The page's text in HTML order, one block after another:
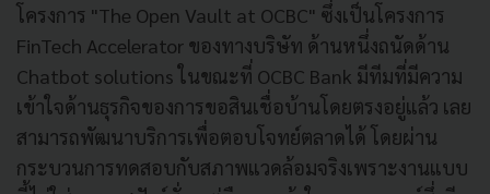
โครงการ "The Open Vault at OCBC" ซึ่งเป็นโครงการ
FinTech Accelerator ของทางบริษัท ด้านหนึ่งถนัดด้าน
Chatbot solutions ในขณะที่ OCBC Bank มีทีมที่มีความ
เข้าใจด้านธุรกิจของการขอสินเชื่อบ้านโดยตรงอยู่แล้ว เลย
สามารถพัฒนาบริการเพื่อตอบโจทย์ตลาดได้ โดยผ่าน
กระบวนการทดสอบกับสภาพแวดล้อมจริงเพราะงานแบบ